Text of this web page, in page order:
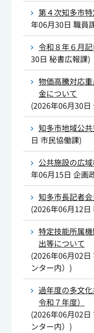
第４次知多市
年06月30日 職員
令和８年６月
30日 秘書広報課)
物価高騰対応
金について
(2026年06月30日
知多市地域公
日 市民協働課)
公共施設の広
年06月15日 企画
知多市長記者
(2026年06月12日
特定技能所属
出等について
(2026年06月02日
ンター内） )
過年度の多文
令和７年度）
(2026年06月02日
ンター内） )